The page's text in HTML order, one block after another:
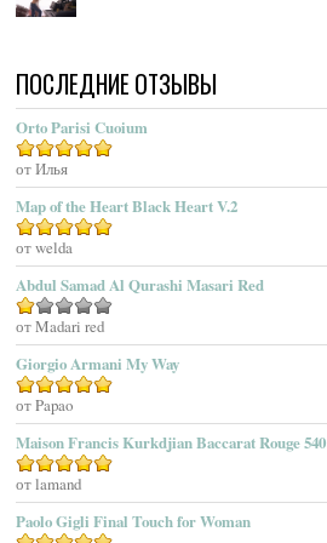
Acqua Di Parma
Acqua Di Sardegna
Acqua Di Stresa
Adam Levine
Adamo Parfum
Adidas
Adolfo Dominguez
Adrienne Vittadini
Aedes De Venustas
Aerin Lauder
Aether
Affinessence
Afnan Perfumes
Agatha Ruiz De La Prada
Agatho Parfum
Agent Provocateur
ПОСЛЕДНИЕ ОТЗЫВЫ
Orto Parisi Cuoium
Оценка
от Илья
Map of the Heart Black Heart V.2
Оценка5
от welda
Abdul Samad Al Qurashi Masari Red
Оценка
1
из
5
от Madari red
Giorgio Armani My Way
Оценка5
от Papao
Maison Francis Kurkdjian Baccarat Rouge 540
Оценка5из 5
от lamand
Paolo Gigli Final Touch for Woman